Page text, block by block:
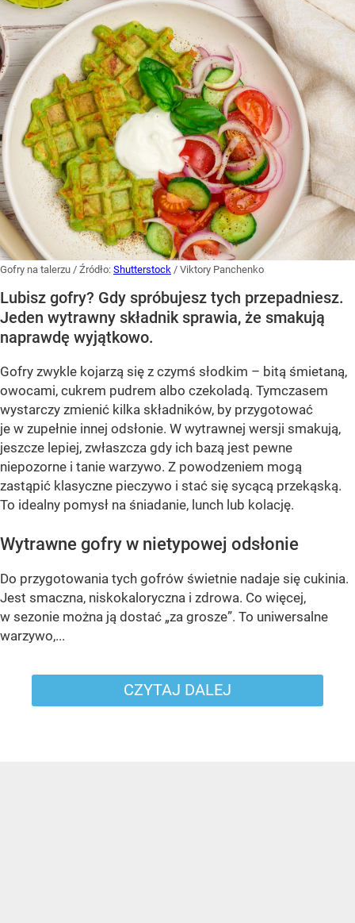
Gofry na talerzu / Źródło: Shutterstock / Viktory Panchenko
Lubisz gofry? Gdy spróbujesz tych przepadniesz.
Jeden wytrawny składnik sprawia, że smakują
naprawdę wyjątkowo.
Gofry zwykle kojarzą się z czymś słodkim – bitą śmietaną,
owocami, cukrem pudrem albo czekoladą. Tymczasem
wystarczy zmienić kilka składników, by przygotować
je w zupełnie innej odsłonie. W wytrawnej wersji smakują,
jeszcze lepiej, zwłaszcza gdy ich bazą jest pewne
niepozorne i tanie warzywo. Z powodzeniem mogą
zastąpić klasyczne pieczywo i stać się sycącą przekąską.
To idealny pomysł na śniadanie, lunch lub kolację.
Wytrawne gofry w nietypowej odsłonie
Do przygotowania tych gofrów świetnie nadaje się cukinia.
Jest smaczna, niskokaloryczna i zdrowa. Co więcej,
w sezonie można ją dostać „za grosze”. To uniwersalne
warzywo,...
CZYTAJ DALEJ